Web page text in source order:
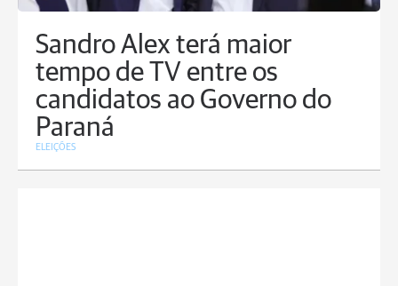
Sandro Alex terá maior
tempo de TV entre os
candidatos ao Governo do
Paraná
ELEIÇÕES